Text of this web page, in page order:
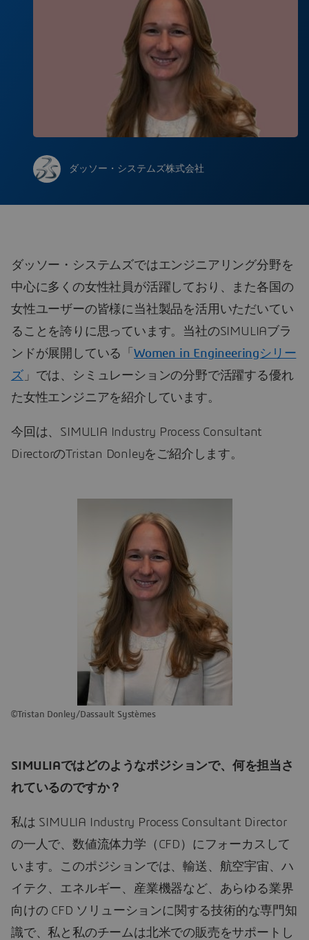
ダッソー・システムズ株式会社
ダッソー・システムズではエンジニアリング分野を
中心に多くの女性社員が活躍しており、また各国の
女性ユーザーの皆様に当社製品を活用いただいてい
ることを誇りに思っています。当社のSIMULIAブラ
ンドが展開している「 Women in Engineeringシリー
ズ 」では、シミュレーションの分野で活躍する優れ
た女性エンジニアを紹介しています。
今回は、SIMULIA Industry Process Consultant
DirectorのTristan Donleyをご紹介します。
©Tristan Donley/Dassault Systèmes
SIMULIAではどのようなポジションで、何を担当さ
れているのですか？
私は SIMULIA Industry Process Consultant Director
の一人で、数値流体力学（CFD）にフォーカスして
います。このポジションでは、輸送、航空宇宙、ハ
イテク、エネルギー、産業機器など、あらゆる業界
向けの CFD ソリューションに関する技術的な専門知
識で、私と私のチームは北米での販売をサポートし